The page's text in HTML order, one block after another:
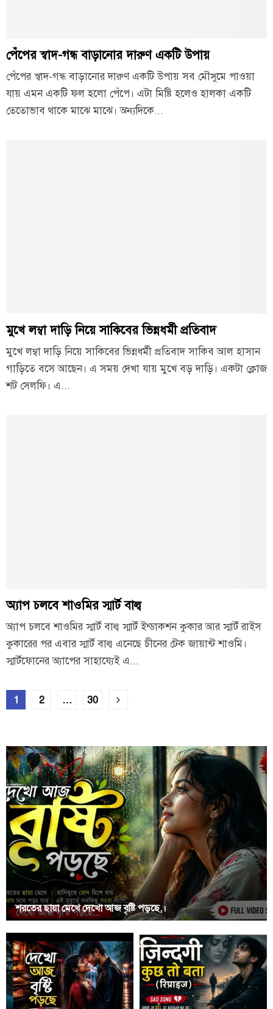
পেঁপের স্বাদ-গন্ধ বাড়ানোর দারুণ একটি উপায়
পেঁপের স্বাদ-গন্ধ বাড়ানোর দারুণ একটি উপায় সব মৌসুমে পাওয়া
যায় এমন একটি ফল হলো পেঁপে। এটা মিষ্টি হলেও হালকা একটি
তেতোভাব থাকে মাঝে মাঝে। অন্যদিকে...
মুখে লম্বা দাড়ি নিয়ে সাকিবের ভিন্নধর্মী প্রতিবাদ
মুখে লম্বা দাড়ি নিয়ে সাকিবের ভিন্নধর্মী প্রতিবাদ সাকিব আল হাসান
গাড়িতে বসে আছেন। এ সময় দেখা যায় মুখে বড় দাড়ি। একটা ক্লোজ
শট সেলফি। এ...
অ্যাপ চলবে শাওমির স্মার্ট বাল্ব
অ্যাপ চলবে শাওমির স্মার্ট বাল্ব স্মার্ট ইন্ডাকশন কুকার আর স্মার্ট রাইস
কুকারের পর এবার স্মার্ট বাল্ব এনেছে চীনের টেক জায়ান্ট শাওমি।
স্মার্টফোনের অ্যাপের সাহায্যেই এ...
Posts
1 2 … 30
শরতের ছায়া মেখে দেখো আজ বৃষ্টি পড়ছে,।